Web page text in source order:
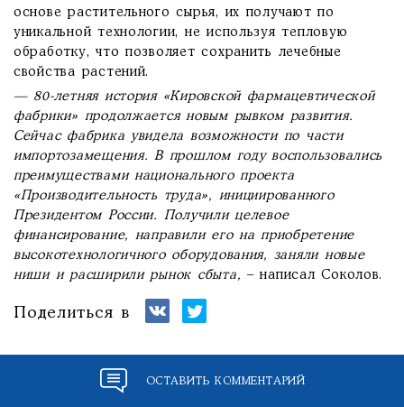
основе растительного сырья, их получают по
уникальной технологии, не используя тепловую
обработку, что позволяет сохранить лечебные
свойства растений.
— 80-летняя история «Кировской фармацевтической
фабрики» продолжается новым рывком развития.
Сейчас фабрика увидела возможности по части
импортозамещения. В прошлом году воспользовались
преимуществами национального проекта
«Производительность труда», инициированного
Президентом России. Получили целевое
финансирование, направили его на приобретение
высокотехнологичного оборудования, заняли новые
ниши и расширили рынок сбыта,– написал Соколов.
Поделиться в
ОСТАВИТЬ КОММЕНТАРИЙ